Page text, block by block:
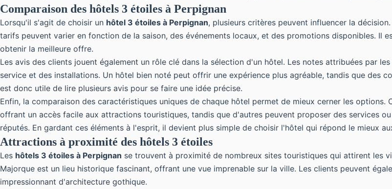
Comparaison des hôtels 3 étoiles à Perpignan
Lorsqu'il s'agit de choisir un hôtel 3 étoiles à Perpignan, plusieurs critères peuvent influencer la
tarifs peuvent varier en fonction de la saison, des événements locaux, et des promotions disponibles. Il
obtenir la meilleure offre.
Les avis des clients jouent également un rôle clé dans la sélection d'un hôtel. Les notes attribuées par
service et des installations. Un hôtel bien noté peut offrir une expérience plus agréable, tandis que des
est donc utile de lire plusieurs avis pour se faire une idée précise.
Enfin, la comparaison des caractéristiques uniques de chaque hôtel permet de mieux cerner les
offrant un accès facile aux attractions touristiques, tandis que d'autres peuvent proposer des services
réputés. En gardant ces éléments à l'esprit, il devient plus simple de choisir l'hôtel qui répond le mieux
Attractions à proximité des hôtels 3 étoiles
Les hôtels 3 étoiles à Perpignan se trouvent à proximité de nombreux sites touristiques qui attirent les
Majorque est un lieu historique fascinant, offrant une vue imprenable sur la ville. Les clients peuvent
impressionnant d'architecture gothique.